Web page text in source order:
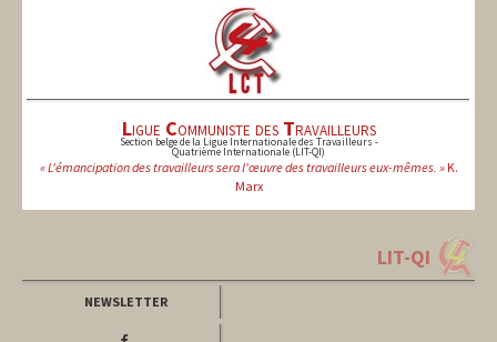
Ligue Communiste des Travailleurs
Section belge de la Ligue Internationale des Travailleurs -
Quatrième Internationale (LIT-QI)
« L'émancipation des travailleurs sera l'œuvre des travailleurs eux-mêmes. »K.
Marx
LIT-QI
NEWSLETTER